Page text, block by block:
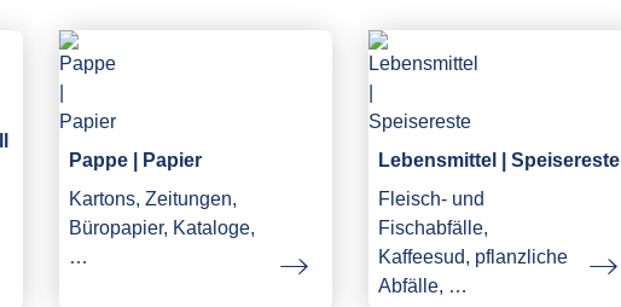
Pappe | Papier
Kartons, Zeitungen,
Büropapier, Kataloge,
…
Lebensmittel | Speisereste
Fleisch- und
Fischabfälle,
Kaffeesud, pflanzliche
Abfälle, …